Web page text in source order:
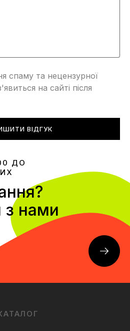
спаму та нецензурної
на сайті після
ВІДГУК
ДО
з нами